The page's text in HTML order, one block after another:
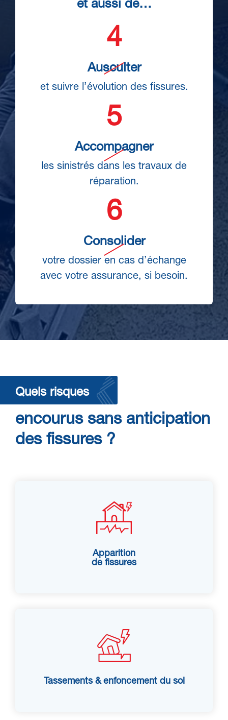
et aussi de…
Ausculter
et suivre l’évolution des fissures.
Accompagner
les sinistrés dans les travaux de
réparation.
Consolider
votre dossier en cas d’échange
avec votre assurance, si besoin.
Quels risques
encourus sans anticipation
des fissures ?
Apparition
de fissures
Tassements & enfoncement du sol